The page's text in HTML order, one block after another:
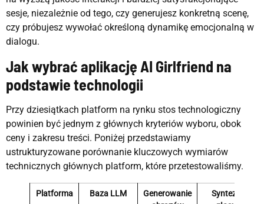
sesje, niezależnie od tego, czy generujesz konkretną scenę,
czy próbujesz wywołać określoną dynamikę emocjonalną w
dialogu.
Jak wybrać aplikację AI Girlfriend na
podstawie technologii
Przy dziesiątkach platform na rynku stos technologiczny
powinien być jednym z głównych kryteriów wyboru, obok
ceny i zakresu treści. Poniżej przedstawiamy
ustrukturyzowane porównanie kluczowych wymiarów
technicznych głównych platform, które przetestowaliśmy.
Platforma Baza LLM
Generowanie
Synteza